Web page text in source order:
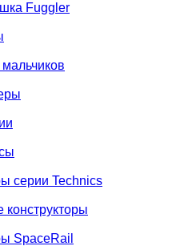
Fuggler
серии Technics
SpaceRail